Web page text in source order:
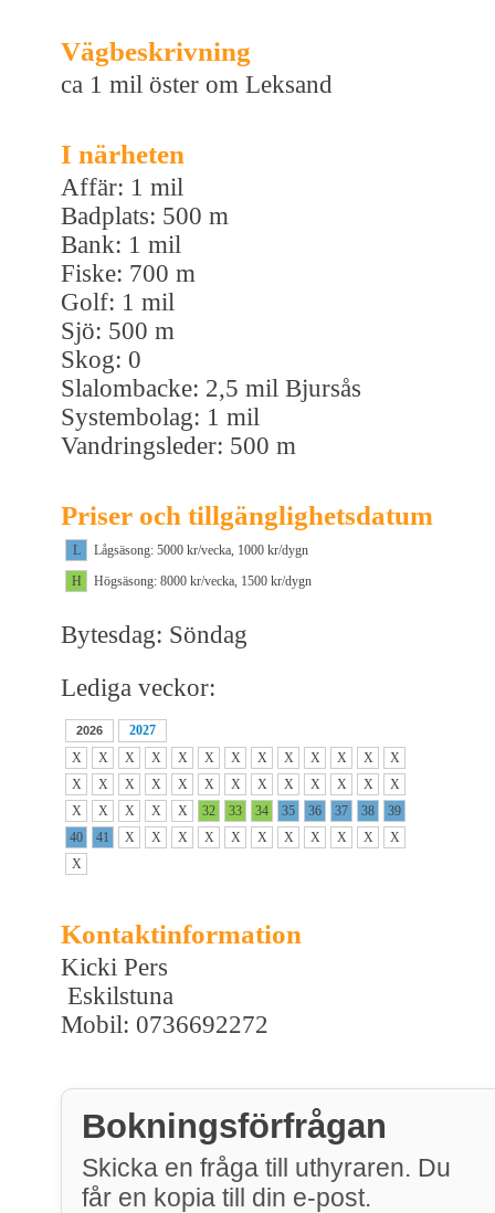
Vägbeskrivning
ca 1 mil öster om Leksand
I närheten
Affär: 1 mil
Badplats: 500 m
Bank: 1 mil
Fiske: 700 m
Golf: 1 mil
Sjö: 500 m
Skog: 0
Slalombacke: 2,5 mil Bjursås
Systembolag: 1 mil
Vandringsleder: 500 m
Priser och tillgänglighetsdatum
L
Lågsäsong: 5000 kr/vecka, 1000 kr/dygn
H
Högsäsong: 8000 kr/vecka, 1500 kr/dygn
Bytesdag: Söndag
Lediga veckor:
2026
2027
X
X X X X X X X X X X X
X
X
X X X X X X X X X X X
X
X
X X X X 32 33 34 35 36 37 38
39
40
41 X X X X X X X X X X
X
X
Kontaktinformation
Kicki Pers
Eskilstuna
Mobil: 0736692272
Bokningsförfrågan
Skicka en fråga till uthyraren. Du
får en kopia till din e-post.